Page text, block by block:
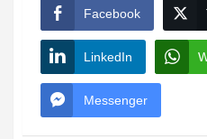
Facebook
LinkedIn
Messenger